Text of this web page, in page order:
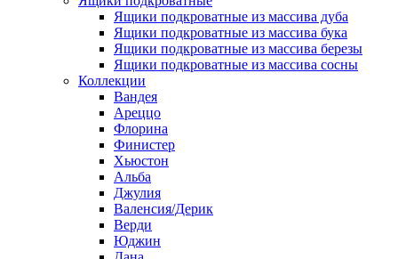
Ящики подкроватные из массива дуба
Ящики подкроватные из массива бука
Ящики подкроватные из массива березы
Ящики подкроватные из массива сосны
Коллекции
Вандея
Ареццо
Флорина
Финистер
Хьюстон
Альба
Джулия
Валенсия/Дерик
Верди
Юджин